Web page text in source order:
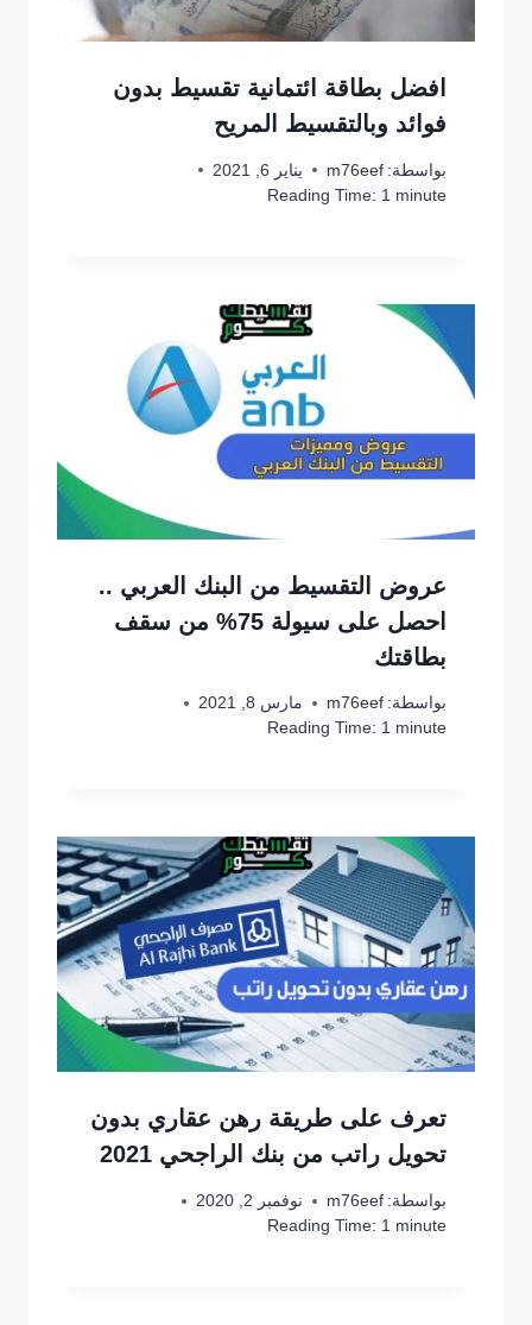
افضل بطاقة ائتمانية تقسيط بدون
فوائد وبالتقسيط المريح
بواسطة: m76eef
يناير 6, 2021
Reading Time: 1 minute
عروض التقسيط من البنك العربي ..
احصل على سيولة 75% من سقف
بطاقتك
بواسطة: m76eef
مارس 8, 2021
Reading Time: 1 minute
تعرف على طريقة رهن عقاري بدون
تحويل راتب من بنك الراجحي 2021
بواسطة: m76eef
نوفمبر 2, 2020
Reading Time: 1 minute